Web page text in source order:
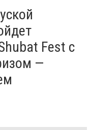
Fest с
—